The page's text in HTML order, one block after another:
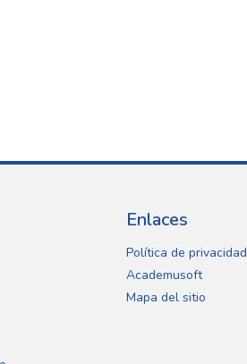
Enlaces
Política de privacidad
Academusoft
Mapa del sitio